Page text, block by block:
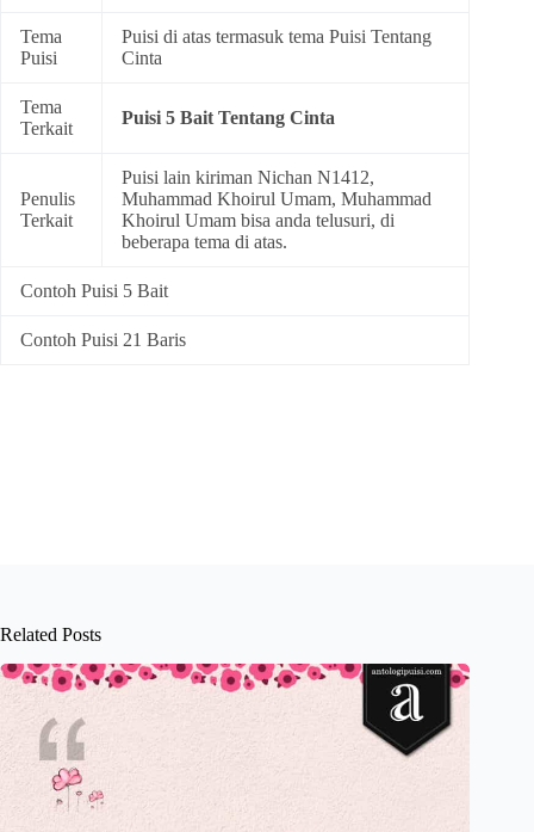
Tema
Puisi
Puisi di atas termasuk tema Puisi Tentang
Cinta
Tema
Terkait
Puisi 5 Bait Tentang Cinta
Penulis
Terkait
Puisi lain kiriman Nichan N1412,
Muhammad Khoirul Umam, Muhammad
Khoirul Umam bisa anda telusuri, di
beberapa tema di atas.
Contoh Puisi 5 Bait
Contoh Puisi 21 Baris
Related Posts